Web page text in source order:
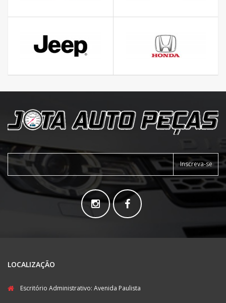
Inscreva-se
LOCALIZAÇÃO
Escritório Administrativo: Avenida Paulista